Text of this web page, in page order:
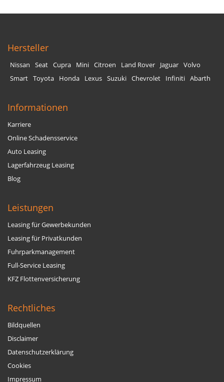
Hersteller
Nissan Seat Cupra Mini Citroen Land Rover Jaguar Volvo
Smart Toyota Honda Lexus Suzuki Chevrolet Infiniti Abarth
Informationen
Karriere
Online Schadensservice
Auto Leasing
Lagerfahrzeug Leasing
Blog
Leistungen
Leasing für Gewerbekunden
Leasing für Privatkunden
Fuhrparkmanagement
Full-Service Leasing
KFZ Flottenversicherung
Rechtliches
Bildquellen
Disclaimer
Datenschutzerklärung
Cookies
Impressum